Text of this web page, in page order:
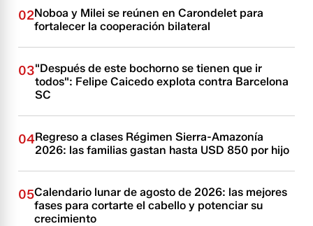
02Noboa y Milei se reúnen en Carondelet para
fortalecer la cooperación bilateral
03"Después de este bochorno se tienen que ir
todos": Felipe Caicedo explota contra Barcelona
SC
04Regreso a clases Régimen Sierra-Amazonía
2026: las familias gastan hasta USD 850 por hijo
05Calendario lunar de agosto de 2026: las mejores
fases para cortarte el cabello y potenciar su
crecimiento